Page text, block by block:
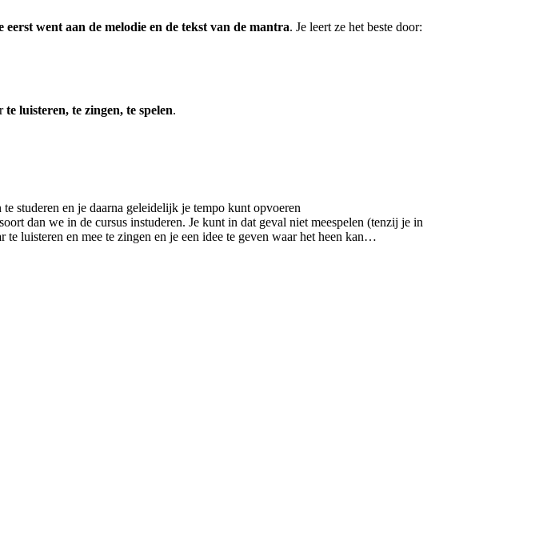
eerst went aan de melodie en de tekst van de mantra. Je leert ze het beste door:
te luisteren, te zingen, te spelen.
studeren en je daarna geleidelijk je tempo kunt opvoeren
dan we in de cursus instuderen. Je kunt in dat geval niet meespelen (tenzij je in
luisteren en mee te zingen en je een idee te geven waar het heen kan…